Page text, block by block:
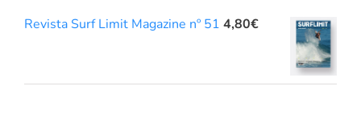
Revista Surf Limit Magazine nº 51 4,80€